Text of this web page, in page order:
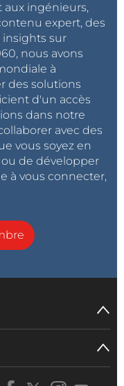
aux ingénieurs,
expert, des
insights sur
nous avons
à
des solutions
d'un accès
dans notre
avec des
vous soyez en
de développer
à vous connecter,